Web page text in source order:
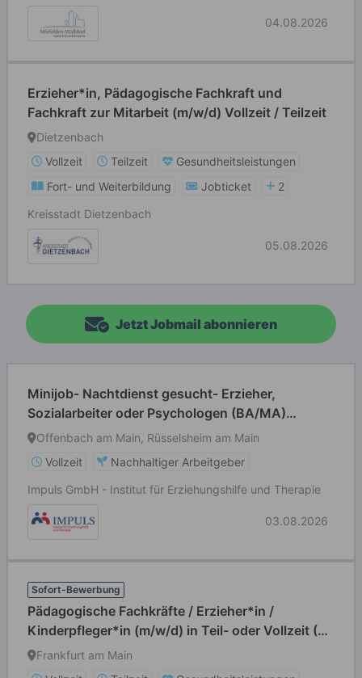
04.08.2026
Erzieher*in, Pädagogische Fachkraft und
Fachkraft zur Mitarbeit (m/w/d) Vollzeit / Teilzeit
Dietzenbach
Vollzeit
Teilzeit
Gesundheitsleistungen
Fort- und Weiterbildung
Jobticket
2
Kreisstadt Dietzenbach
05.08.2026
Jetzt Jobmail abonnieren
Minijob- Nachtdienst gesucht- Erzieher,
Sozialarbeiter oder Psychologen (BA/MA)
(m/w/d) in Wohngruppen
Offenbach am Main, Rüsselsheim am Main
Vollzeit
Nachhaltiger Arbeitgeber
Impuls GmbH - Institut für Erziehungshilfe und Therapie
03.08.2026
Sofort-Bewerbung
Pädagogische Fachkräfte / Erzieher*in /
Kinderpfleger*in (m/w/d) in Teil- oder Vollzeit (39
Std./Wo)
Frankfurt am Main